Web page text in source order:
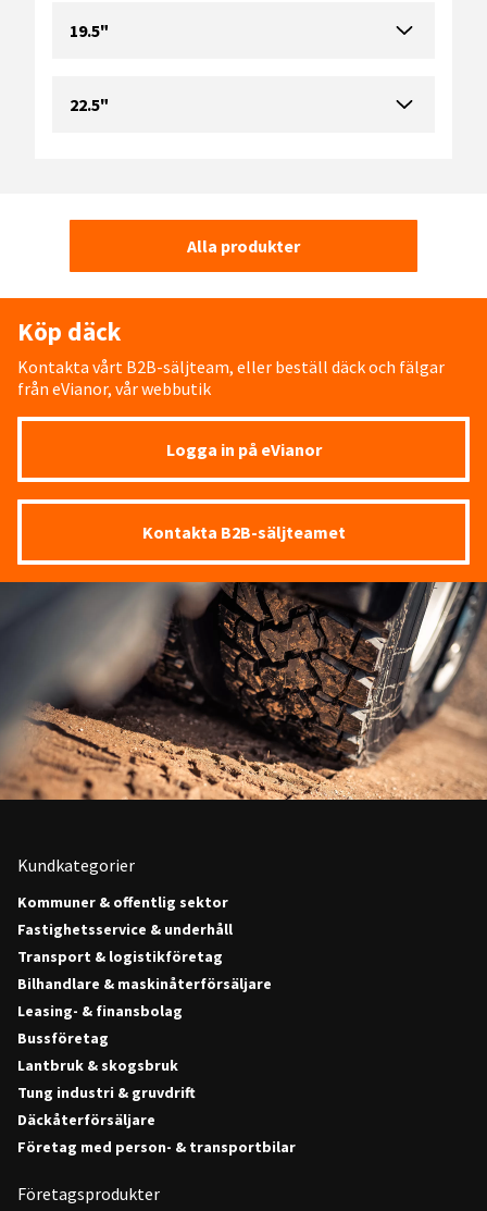
19.5"
22.5"
Alla produkter
Köp däck
Kontakta vårt B2B-säljteam, eller beställ däck och fälgar
från eVianor, vår webbutik
Logga in på eVianor
Kontakta B2B-säljteamet
Kundkategorier
Kommuner & offentlig sektor
Fastighetsservice & underhåll
Transport & logistikföretag
Bilhandlare & maskinåterförsäljare
Leasing- & finansbolag
Bussföretag
Lantbruk & skogsbruk
Tung industri & gruvdrift
Däckåterförsäljare
Företag med person- & transportbilar
Företagsprodukter